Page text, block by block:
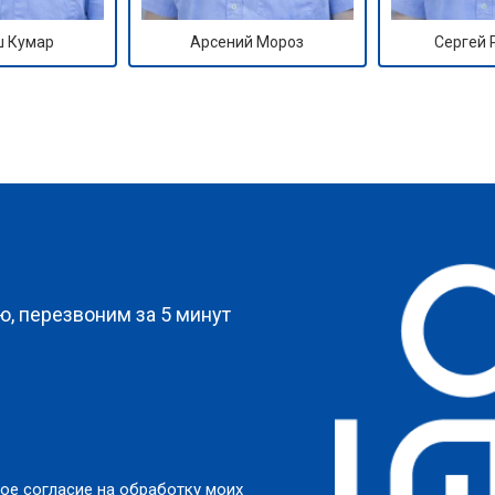
Кумар Арсений Мороз Сергей
перезвоним за 5 минут
согласие на обработку моих